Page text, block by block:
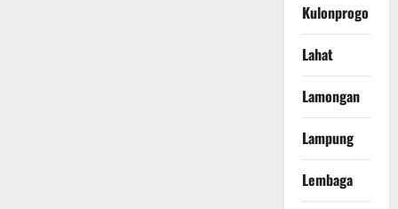
Kulonprogo
Lahat
Lamongan
Lampung
Lembaga